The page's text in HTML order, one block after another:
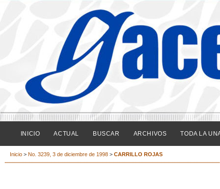
INICIO ACTUAL BUSCAR ARCHIVOS TODA LA
Inicio > No. 3239, 3 de diciembre de 1998 > CARRILLO ROJAS